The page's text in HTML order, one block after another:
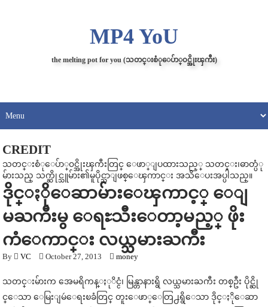
MP4 YoU
the melting pot for you (သတင္းစံုေပ်ာ္၀င္အိုးၾကီး)
CREDIT
သတင္းစံုေပ်ာ္၀င္အိုးၾကီးတြင္ ေဖာ္ျပထားသည့္ သတင္း၊ဓာတ္ပံု
မ်ားသည္ သက္ဆိုင္သူမ်ား၏မူပိုင္သာျဖစ္ေၾကာင္း အသိေပးအပ္ပါသည္။
ဒိုင္ႏိုေဆာမ်ားေၾကာင့္ ေျ
မႀကီးမွ ေရႊသီးေတာ့မည့္ ဖိုး
ကံေကာင္း လယ္သမားႀကီး
By VC October 27, 2013 money
သတင္းမ်ားက အေမရိကန္ႏုိင္ငံ၊ မြန္တာနားရွိ လယ္သမားႀကီး တစ္ဦး ပိုင္ဆို
င္ေသာ ေမြးျမဴေရးၿခံတြင္ တူးေဖာ္ေတြ႕ရွိေသာ ဒိုင္ႏိုေဆာ